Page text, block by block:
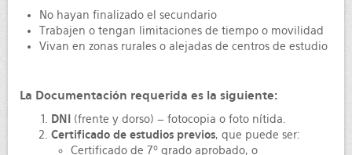
No hayan finalizado el secundario
Trabajen o tengan limitaciones de tiempo o movilidad
Vivan en zonas rurales o alejadas de centros de estudio
La Documentación requerida es la siguiente:
DNI (frente y dorso) – fotocopia o foto nítida.
Certificado de estudios previos, que puede ser:
Certificado de 7º grado aprobado, o